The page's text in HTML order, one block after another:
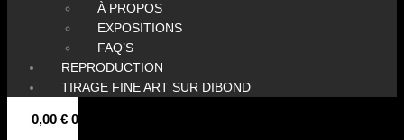
À PROPOS
EXPOSITIONS
FAQ’S
REPRODUCTION
TIRAGE FINE ART SUR DIBOND
0,00 € 0